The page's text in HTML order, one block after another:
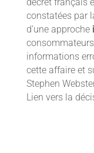
constatées par
d’une approche
informations
cette affaire et
Stephen
Lien vers la